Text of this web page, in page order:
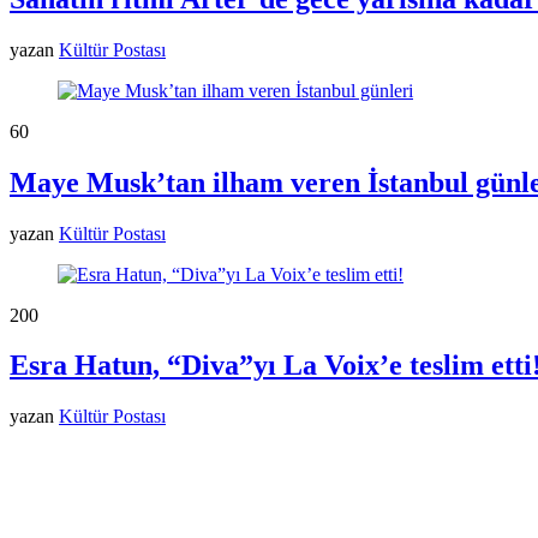
yazan Kültür Postası
60
Maye Musk’tan ilham veren İstanbul
yazan Kültür Postası
200
Esra Hatun, “Diva”yı La Voix’e teslim
yazan Kültür Postası